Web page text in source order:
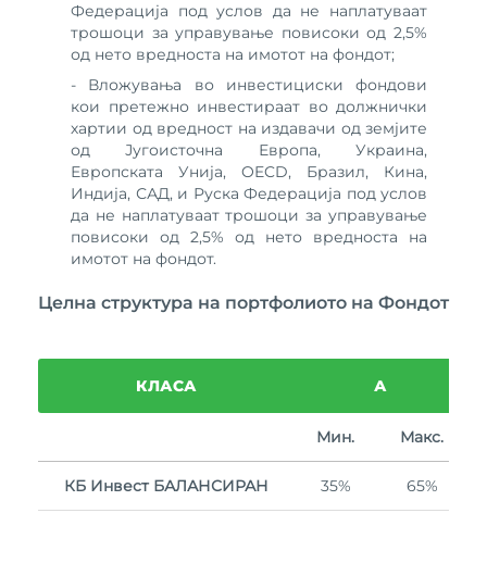
Федерација под услов да не наплатуваат
трошоци за управување повисоки од 2,5%
од нето вредноста на имотот на фондот;
- Вложувања во инвестициски фондови
кои претежно инвестираат во должнички
хартии од вредност на издавачи од земјите
од Југоисточна Европа, Украина,
Европската Унија, OECD, Бразил, Кина,
Индија, САД, и Руска Федерација под услов
да не наплатуваат трошоци за управување
повисоки од 2,5% од нето вредноста на
имотот на фондот.
Целна структура на портфолиото на Фондот
КЛАСА А
Мин. Макс.
КБ Инвест БАЛАНСИРАН 35% 65%